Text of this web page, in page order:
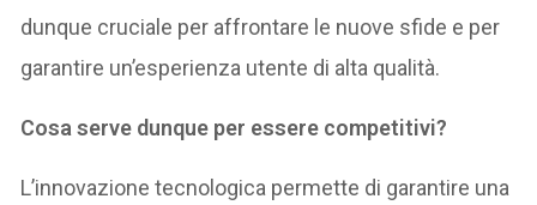
dunque cruciale per affrontare le nuove sfide e per
garantire un’esperienza utente di alta qualità.
Cosa serve dunque per essere competitivi?
L’innovazione tecnologica permette di garantire una